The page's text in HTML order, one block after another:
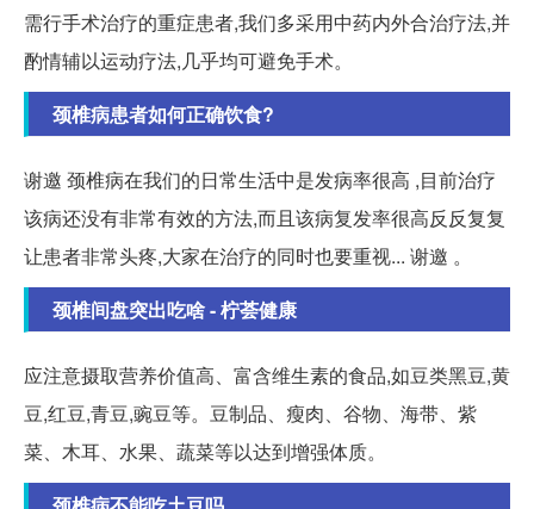
需行手术治疗的重症患者,我们多采用中药内外合治疗法,并
酌情辅以运动疗法,几乎均可避免手术。
颈椎病患者如何正确饮食?
谢邀 颈椎病在我们的日常生活中是发病率很高 ,目前治疗
该病还没有非常有效的方法,而且该病复发率很高反反复复
让患者非常头疼,大家在治疗的同时也要重视... 谢邀 。
颈椎间盘突出吃啥 - 柠荟健康
应注意摄取营养价值高、富含维生素的食品,如豆类黑豆,黄
豆,红豆,青豆,豌豆等。豆制品、瘦肉、谷物、海带、紫
菜、木耳、水果、蔬菜等以达到增强体质。